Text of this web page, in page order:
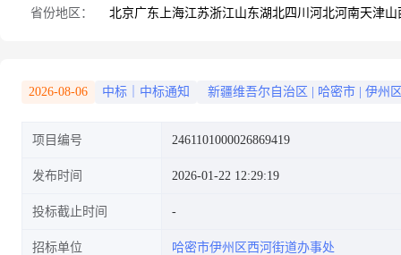
省份地区： 北京广东 上海江苏浙江山东湖北四川 河北河南天津山
2026-08-06 中标｜中标通知 新疆维吾尔自治区 哈密市 伊州
项目编号 2461101000026869419
发布时间 2026-01-22 12:29:19
投标截止时间
招标单位 哈密市伊州区西河街道办事处